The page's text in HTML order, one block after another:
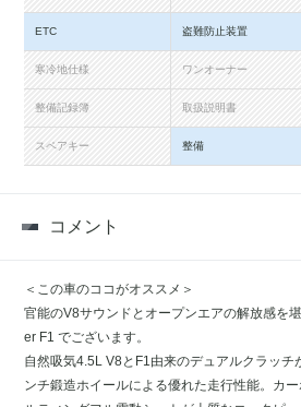
ETC 盗難防止装置
寒冷地仕様 ワンオーナー
整備記録簿 取扱説明書
スペアキー 整備
コメント
＜この車のココがオススメ＞
官能のV8サウンドとオープンエアの解放感を
er F1 でございます。
自然吸気4.5L V8とF1由来のデュアルクラッチ
ンチ鍛造ホイールによる優れた走行性能。カ